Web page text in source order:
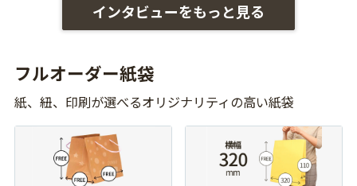
インタビューをもっと見る
フルオーダー紙袋
紙、紐、印刷が選べるオリジナリティの高い紙袋